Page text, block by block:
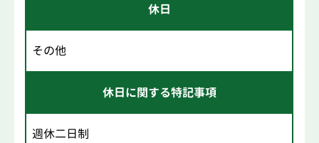
休日
その他
休日に関する特記事項
週休二日制